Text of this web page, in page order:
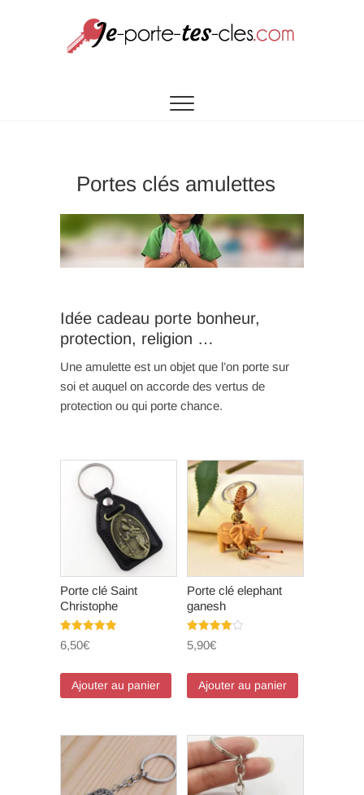
cles.com
Portes clés amulettes
Idée cadeau porte bonheur,
protection, religion …
Une amulette est un objet que l’on porte sur
soi et auquel on accorde des vertus de
protection ou qui porte chance.
Porte clé Saint
Christophe
Note
5.00
6,50€
Ajouter au panier
Porte clé elephant
ganesh
Note
4.00
5,90€
Ajouter au panier